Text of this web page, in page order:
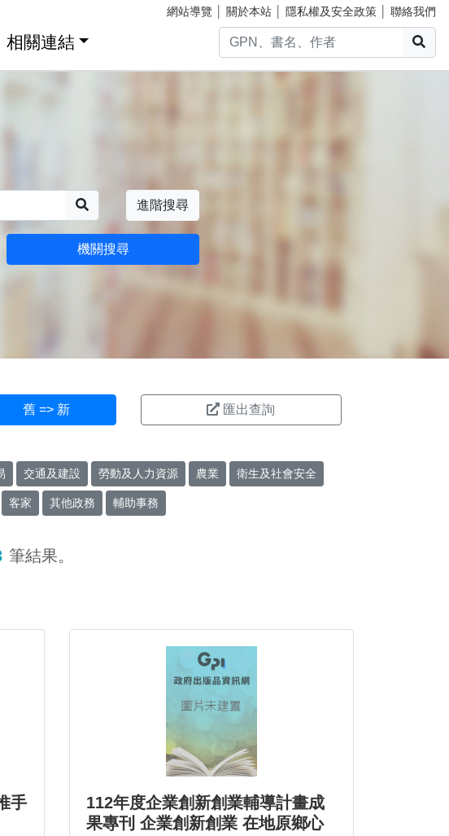
網站導覽 關於本站 隱私權及安全政策 聯絡我們
相關連結
進階搜尋
機關搜尋
舊 => 新 匯出查詢
交通及建設 勞動及人力資源 農業 衛生及社會安全
客家 其他政務 輔助事務
筆結果。
手
112年度企業創新創業輔導計畫成
果專刊 企業創新創業 在地原鄉心